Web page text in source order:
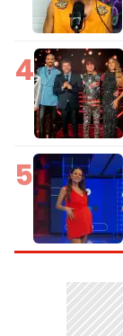
4
5